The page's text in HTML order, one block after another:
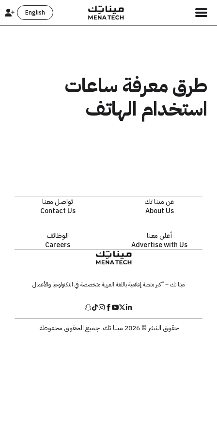
English
طرق معرفة ساعات
استخدام الهاتف
عن مينا تك
About Us
تواصل معنا
Contact Us
أعلن معنا
Advertise with Us
الوظائف
Careers
مينا تك – أكبر منصة إعلامية باللغة العربية متخصصة في التكنولوجيا والأعمال
حقوق النشر © 2026 مينا تك. جميع الحقوق محفوظة.